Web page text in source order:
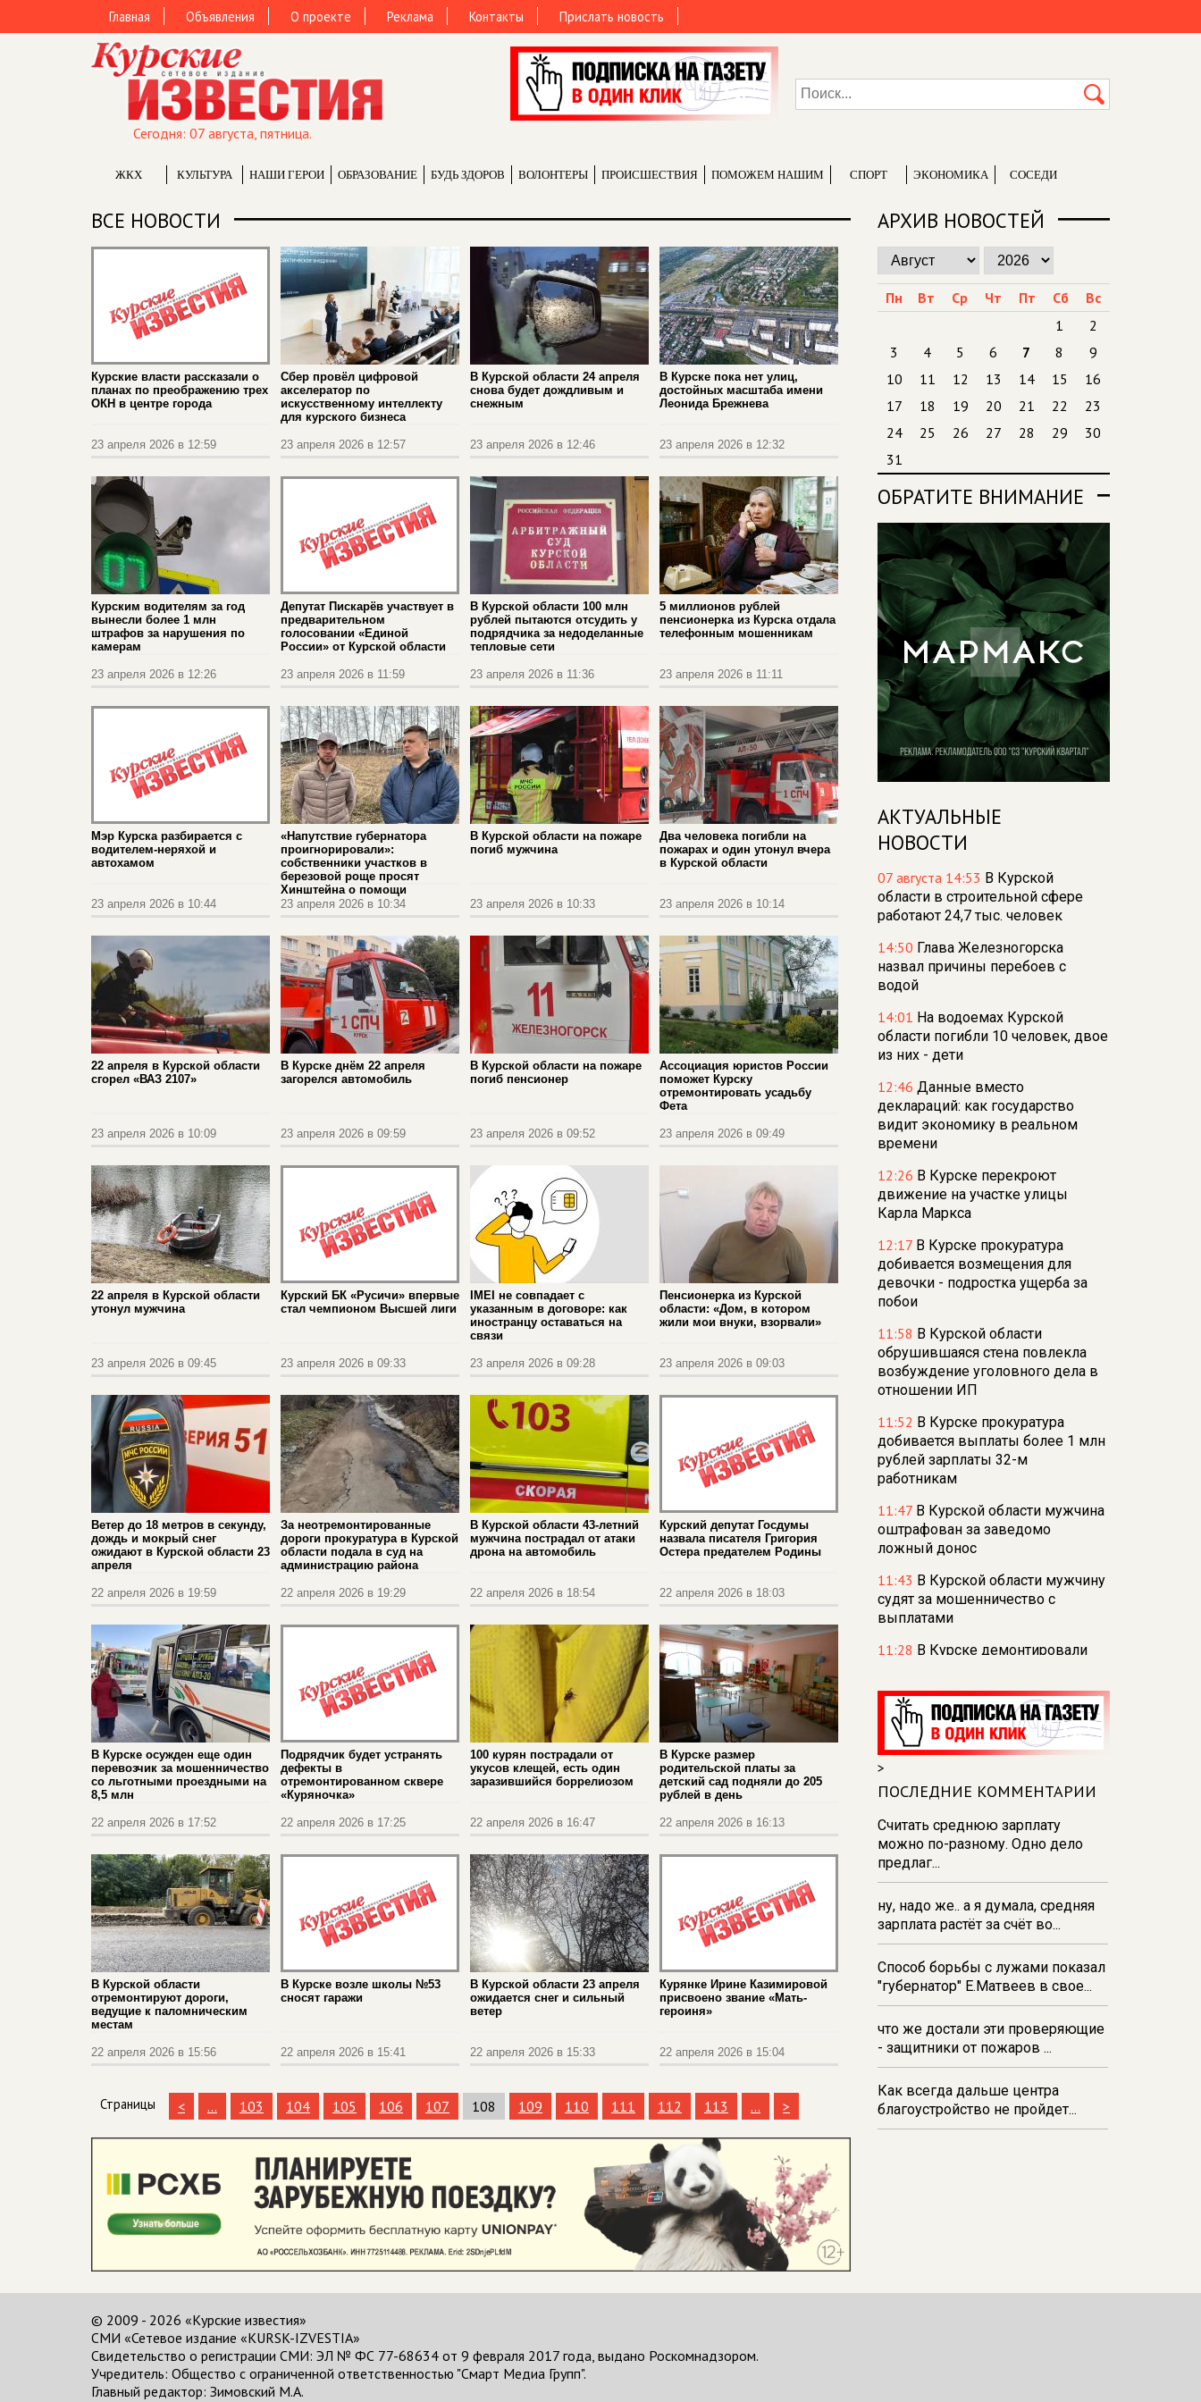
Главная Объявления О проекте Реклама Контакты Прислать новость
Сегодня: 07 августа, пятница.
ЖКХ КУЛЬТУРА НАШИ ГЕРОИ ОБРАЗОВАНИЕ БУДЬ ЗДОРОВ ВОЛОНТЕРЫ ПРОИCШЕСТВИЯ ПОМОЖЕМ НАШИМ СПОРТ ЭКОНОМИКА СОСЕДИ
ВСЕ НОВОСТИ
Курские власти рассказали о
планах по преображению трех
ОКН в центре города
23 апреля 2026 в 12:59
Сбер провёл цифровой
акселератор по
искусственному интеллекту
для курского бизнеса
23 апреля 2026 в 12:57
В Курской области 24 апреля
снова будет дождливым и
снежным
23 апреля 2026 в 12:46
В Курске пока нет улиц,
достойных масштаба имени
Леонида Брежнева
23 апреля 2026 в 12:32
Курским водителям за год
вынесли более 1 млн
штрафов за нарушения по
камерам
23 апреля 2026 в 12:26
Депутат Пискарёв участвует в
предварительном
голосовании «Единой
России» от Курской области
23 апреля 2026 в 11:59
В Курской области 100 млн
рублей пытаются отсудить у
подрядчика за недоделанные
тепловые сети
23 апреля 2026 в 11:36
5 миллионов рублей
пенсионерка из Курска отдала
телефонным мошенникам
23 апреля 2026 в 11:11
Мэр Курска разбирается с
водителем-неряхой и
автохамом
23 апреля 2026 в 10:44
«Напутствие губернатора
проигнорировали»:
собственники участков в
березовой роще просят
Хинштейна о помощи
23 апреля 2026 в 10:34
В Курской области на пожаре
погиб мужчина
23 апреля 2026 в 10:33
Два человека погибли на
пожарах и один утонул вчера
в Курской области
23 апреля 2026 в 10:14
22 апреля в Курской области
сгорел «ВАЗ 2107»
23 апреля 2026 в 10:09
В Курске днём 22 апреля
загорелся автомобиль
23 апреля 2026 в 09:59
В Курской области на пожаре
погиб пенсионер
23 апреля 2026 в 09:52
Ассоциация юристов России
поможет Курску
отремонтировать усадьбу
Фета
23 апреля 2026 в 09:49
22 апреля в Курской области
утонул мужчина
23 апреля 2026 в 09:45
Курский БК «Русичи» впервые
стал чемпионом Высшей лиги
23 апреля 2026 в 09:33
IMEI не совпадает с
указанным в договоре: как
иностранцу оставаться на
связи
23 апреля 2026 в 09:28
Пенсионерка из Курской
области: «Дом, в котором
жили мои внуки, взорвали»
23 апреля 2026 в 09:03
Ветер до 18 метров в секунду,
дождь и мокрый снег
ожидают в Курской области 23
апреля
22 апреля 2026 в 19:59
За неотремонтированные
дороги прокуратура в Курской
области подала в суд на
администрацию района
22 апреля 2026 в 19:29
В Курской области 43-летний
мужчина пострадал от атаки
дрона на автомобиль
22 апреля 2026 в 18:54
Курский депутат Госдумы
назвала писателя Григория
Остера предателем Родины
22 апреля 2026 в 18:03
В Курске осужден еще один
перевозчик за мошенничество
со льготными проездными на
8,5 млн
22 апреля 2026 в 17:52
Подрядчик будет устранять
дефекты в
отремонтированном сквере
«Куряночка»
22 апреля 2026 в 17:25
100 курян пострадали от
укусов клещей, есть один
заразившийся боррелиозом
22 апреля 2026 в 16:47
В Курске размер
родительской платы за
детский сад подняли до 205
рублей в день
22 апреля 2026 в 16:13
В Курской области
отремонтируют дороги,
ведущие к паломническим
местам
22 апреля 2026 в 15:56
В Курске возле школы №53
сносят гаражи
22 апреля 2026 в 15:41
В Курской области 23 апреля
ожидается снег и сильный
ветер
22 апреля 2026 в 15:33
Курянке Ирине Казимировой
присвоено звание «Мать-
героиня»
22 апреля 2026 в 15:04
Страницы < ... 103 104 105 106 107 108 109 110 111 112 113 ... >
АРХИВ НОВОСТЕЙ
Пн Вт Ср Чт Пт Сб
Вс
1
2
3
4 5 6 7 8
9
10
11 12 13 14 15
16
17
18 19 20 21 22
23
24
25 26 27 28 29
30
31
ОБРАТИТЕ ВНИМАНИЕ
АКТУАЛЬНЫЕ
НОВОСТИ
07 августа 14:53 В Курской
области в строительной сфере
работают 24,7 тыс. человек
14:50 Глава Железногорска
назвал причины перебоев с
водой
14:01 На водоемах Курской
области погибли 10 человек, двое
из них - дети
12:46 Данные вместо
деклараций: как государство
видит экономику в реальном
времени
12:26 В Курске перекроют
движение на участке улицы
Карла Маркса
12:17 В Курске прокуратура
добивается возмещения для
девочки - подростка ущерба за
побои
11:58 В Курской области
обрушившаяся стена повлекла
возбуждение уголовного дела в
отношении ИП
11:52 В Курске прокуратура
добивается выплаты более 1 млн
рублей зарплаты 32-м
работникам
11:47 В Курской области мужчина
оштрафован за заведомо
ложный донос
11:43 В Курской области мужчину
судят за мошенничество с
выплатами
11:28 В Курске демонтировали
реке Тускарь и Стрелецком озере
11:27В парке Пионеров в Курске
отпразднуют День
физкультурника
11:26В Курске в парке «Патриот»
погибших в августе 2024 года
10:53Курянка отвезла
мошенникам драгоценностей и
миллионов рублей
10:42В Курской области
Россельхознадзор выявил 55
новых очагов опасных сорняков
и вредителей
>
ПОСЛЕДНИЕ КОММЕНТАРИИ
Считать среднюю зарплату
можно по-разному. Одно дело
предлаг...
ну, надо же.. а я думала, средняя
зарплата растёт за счёт во...
Способ борьбы с лужами показал
"губернатор" Е.Матвеев в свое...
что же достали эти проверяющие
- защитники от пожаров ...
Как всегда дальше центра
благоустройство не пройдет...
© 2009 - 2026 «Курские известия»
СМИ «Сетевое издание «KURSK-IZVESTIA»
Свидетельство о регистрации СМИ: ЭЛ № ФС 77-68634 от 9 февраля 2017 года, выдано Роскомнадзором.
Учредитель: Общество с ограниченной ответственностью "Смарт Медиа Групп".
Главный редактор: Зимовский М.А.